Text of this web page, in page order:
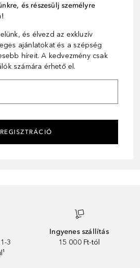
és részesülj személyre
és élvezd az exkluzív
ajánlatokat és a szépség
híreit. A kedvezmény csak
számára érhető el.
REGISZTRÁCIÓ
3
Ingyenes szállítás
15 000 Ft-tól